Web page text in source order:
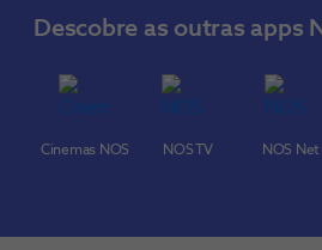
Descobre as outras apps
Cinemas NOS NOS TV NOS Net